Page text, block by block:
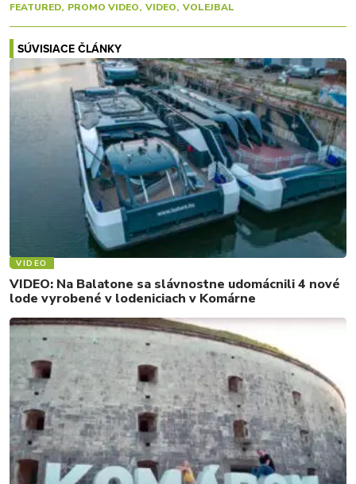
FEATURED PROMO VIDEO VIDEO VOLEJBAL
SÚVISIACE ČLÁNKY
VIDEO
VIDEO: Na Balatone sa slávnostne udomácnili 4 nové
lode vyrobené v lodeniciach v Komárne